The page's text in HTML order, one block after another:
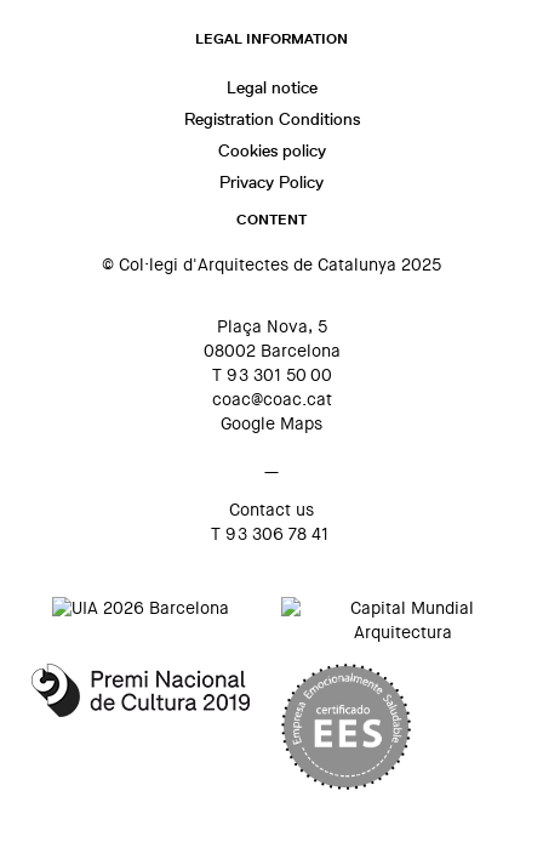
LEGAL INFORMATION
Legal notice
Registration Conditions
Cookies policy
Privacy Policy
CONTENT
© Col·legi d'Arquitectes de Catalunya 2025
Plaça Nova, 5
08002 Barcelona
T 93 301 50 00
coac@coac.cat
Google Maps
—
Contact us
T 93 306 78 41